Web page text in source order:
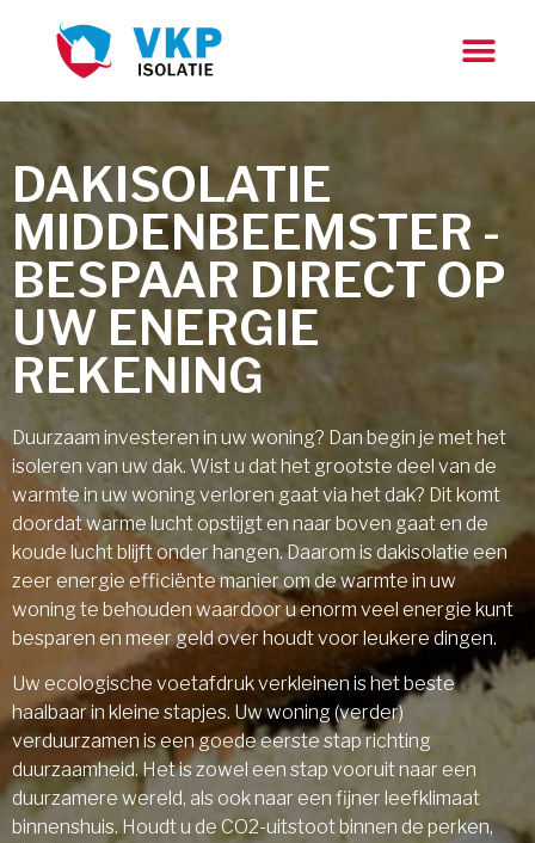
DAKISOLATIE
MIDDENBEEMSTER -
BESPAAR DIRECT OP
UW ENERGIE
REKENING
Duurzaam investeren in uw woning? Dan begin je met het
isoleren van uw dak. Wist u dat het grootste deel van de
warmte in uw woning verloren gaat via het dak? Dit komt
doordat warme lucht opstijgt en naar boven gaat en de
koude lucht blijft onder hangen. Daarom is dakisolatie een
zeer energie efficiënte manier om de warmte in uw
woning te behouden waardoor u enorm veel energie kunt
besparen en meer geld over houdt voor leukere dingen.
Uw ecologische voetafdruk verkleinen is het beste
haalbaar in kleine stapjes. Uw woning (verder)
verduurzamen is een goede eerste stap richting
duurzaamheid. Het is zowel een stap vooruit naar een
duurzamere wereld, als ook naar een fijner leefklimaat
binnenshuis. Houdt u de CO2-uitstoot binnen de perken,